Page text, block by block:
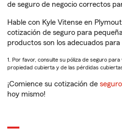
de seguro de negocio correctos
Hable con Kyle Vitense en
cotización de seguro para
productos son los adecuados para
1. Por favor, consulte su póliza de seguro
propiedad cubierta y de las pérdidas
¡Comience su cotización de
hoy mismo!